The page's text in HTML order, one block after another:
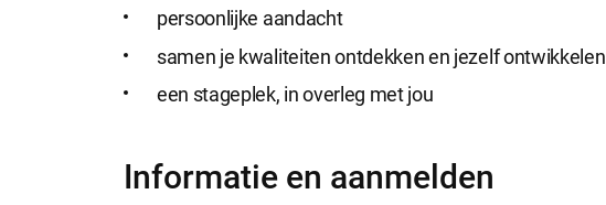
persoonlijke aandacht
samen je kwaliteiten ontdekken en jezelf ontwikkelen
een stageplek, in overleg met jou
Informatie en aanmelden